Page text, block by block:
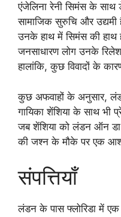
एंजेलिना रेनी सिमंस के साथ
सामाजिक सुरुचि और
उनके हाथ में सिमंस की हाथ
जनसाधारण लोग उनके
हालांकि, कुछ विवादों के
कुछ अफवाहों के अनुसार,
गायिका शेंशिया के साथ
जब शेंशिया को लंडन ऑन डा
की जश्न के मौके पर एक
संपत्तियाँ
लंडन के पास फ्लोरिडा में एक